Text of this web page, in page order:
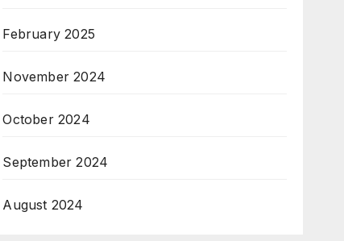
February 2025
November 2024
October 2024
September 2024
August 2024